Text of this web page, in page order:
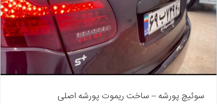
سوئیچ پورشه – ساخت ریموت پورشه اصلی